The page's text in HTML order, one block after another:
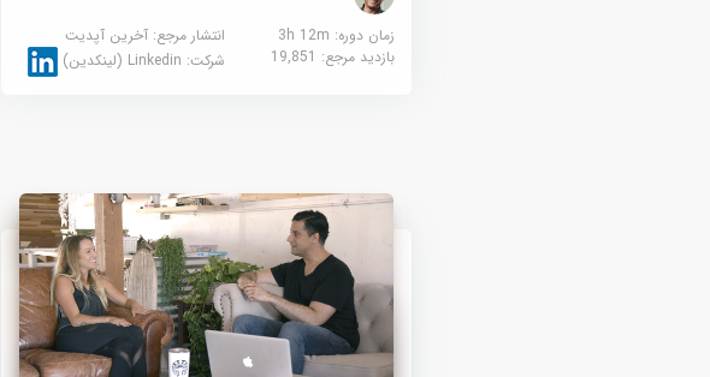
زمان دوره: 3h 12m
انتشار مرجع: آخرین آپدیت
بازدید مرجع: 19,851 شرکت: Linkedin (لینکدین)